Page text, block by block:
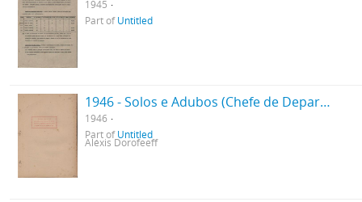
1945
Part ofUntitled
1946 - Solos e Adubos (Chefe de Departamento)
1946
Part ofUntitled
Aléxis Dorofeeff